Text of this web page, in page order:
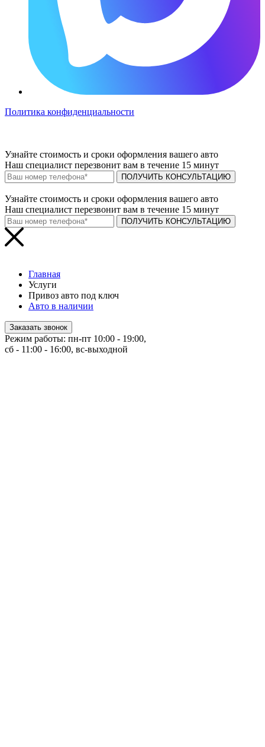
Политика конфиденциальности
Узнайте стоимость и сроки оформления вашего авто
Наш специалист перезвонит вам в течение 15 минут
ПОЛУЧИТЬ КОНСУЛЬТАЦИЮ
Узнайте стоимость и сроки оформления вашего авто
Наш специалист перезвонит вам в течение 15 минут
ПОЛУЧИТЬ КОНСУЛЬТАЦИЮ
Главная
Услуги
Привоз авто под ключ
Авто в наличии
Заказать звонок
Режим работы: пн-пт 10:00 - 19:00,
сб - 11:00 - 16:00, вс-выходной